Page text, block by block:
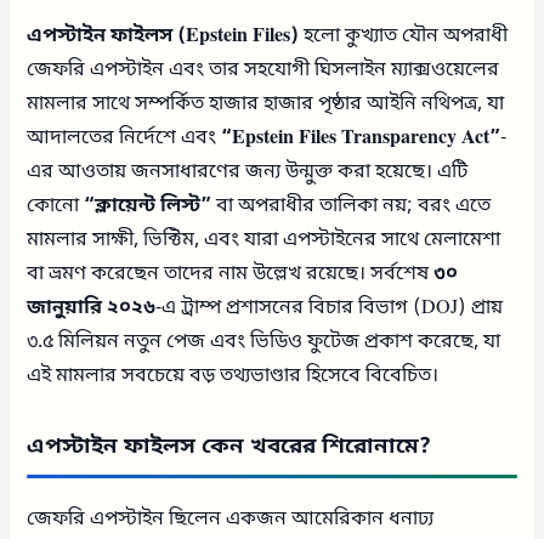
এপস্টাইন ফাইলস (Epstein Files)হলো কুখ্যাত যৌন অপরাধী
জেফরি এপস্টাইন এবং তার সহযোগী ঘিসলাইন ম্যাক্সওয়েলের
মামলার সাথে সম্পর্কিত হাজার হাজার পৃষ্ঠার আইনি নথিপত্র, যা
আদালতের নির্দেশে এবং “Epstein Files Transparency Act”-
এর আওতায় জনসাধারণের জন্য উন্মুক্ত করা হয়েছে। এটি
কোনো“ক্লায়েন্ট লিস্ট”বা অপরাধীর তালিকা নয়; বরং এতে
মামলার সাক্ষী, ভিক্টিম, এবং যারা এপস্টাইনের সাথে মেলামেশা
বা ভ্রমণ করেছেন তাদের নাম উল্লেখ রয়েছে। সর্বশেষ৩০
জানুয়ারি ২০২৬-এ ট্রাম্প প্রশাসনের বিচার বিভাগ (DOJ) প্রায়
৩.৫ মিলিয়ন নতুন পেজ এবং ভিডিও ফুটেজ প্রকাশ করেছে, যা
এই মামলার সবচেয়ে বড় তথ্যভাণ্ডার হিসেবে বিবেচিত।
এপস্টাইন ফাইলস কেন খবরের শিরোনামে?
জেফরি এপস্টাইন ছিলেন একজন আমেরিকান ধনাঢ্য